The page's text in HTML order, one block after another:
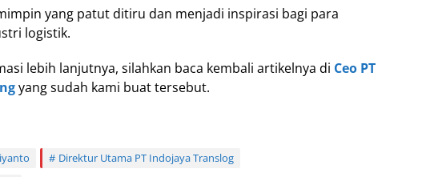
yang patut ditiru dan menjadi inspirasi bagi para
logistik.
lebih lanjutnya, silahkan baca kembali artikelnya di Ceo PT
yang sudah kami buat tersebut.
Direktur Utama PT Indojaya Translog